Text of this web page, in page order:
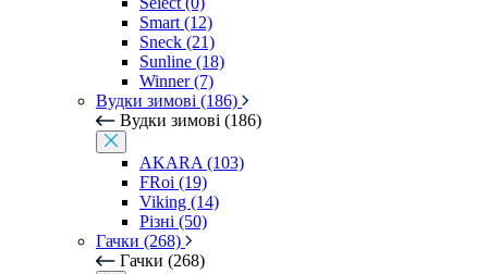
Smart (12)
Sneck (21)
Sunline (18)
Winner (7)
Вудки зимові (186)
Вудки зимові (186)
AKARA (103)
FRoi (19)
Viking (14)
Різні (50)
Гачки (268)
Гачки (268)